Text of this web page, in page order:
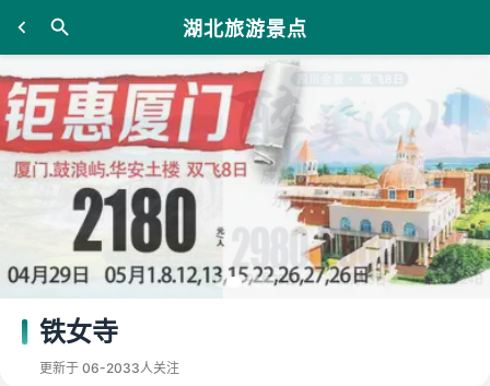
湖北旅游景点
铁女寺
更新于 06-2033人关注